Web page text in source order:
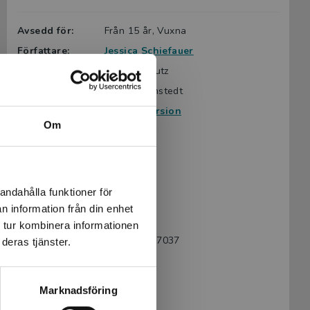
Om
funktioner för
information från din enhet
kombinera informationen
tjänster.
Marknadsföring
Avsedd för:
Från 15 år, Vuxna
Författare:
Jessica Schiefauer
Sofia Scheutz
Tomas Dömstedt
Serie:
Lättläst version
Ämnesområde:
Känslor
Lättlästnivå:
X-Large
LIX:
19
ISBN:
9789177237037
Första